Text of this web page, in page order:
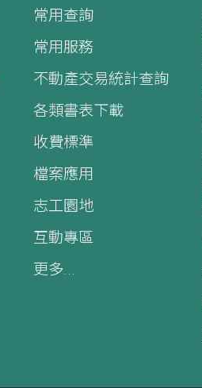
常用查詢
常用服務
不動產交易統計查詢
各類書表下載
收費標準
檔案應用
志工園地
互動專區
更多...